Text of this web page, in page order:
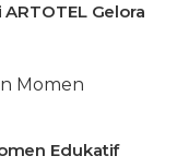
Gelora
Edukatif